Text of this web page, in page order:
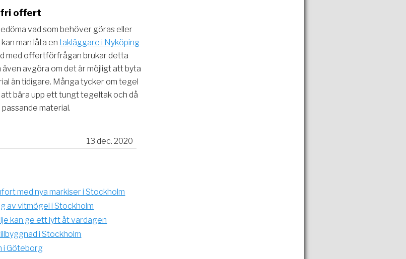
offert
vad som behöver göras eller
man låta entakläggare i Nyköping
med offertförfrågan brukar detta
avgöra om det är möjligt att byta
än tidigare. Många tycker om tegel
att bära upp ett tungt tegeltak och då
material.
13 dec. 2020
med nya markiser i Stockholm
av vitmögel i Stockholm
kan ge ett lyft åt vardagen
i Stockholm
i Göteborg